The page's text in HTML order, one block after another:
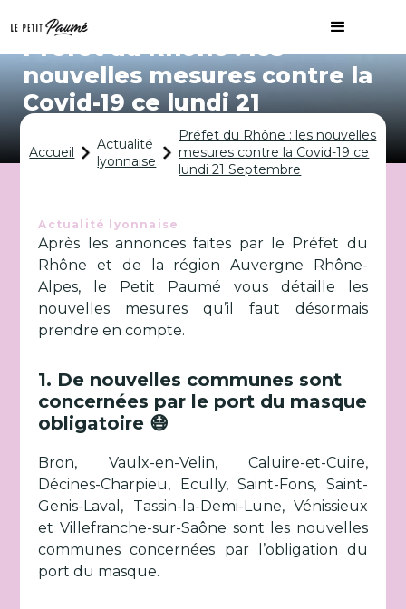
Préfet du Rhône : les
nouvelles mesures contre la
Covid-19 ce lundi 21
Accueil
Actualité
lyonnaise
Préfet du Rhône : les nouvelles
mesures contre la Covid-19 ce
lundi 21 Septembre
Actualité lyonnaise
Après les annonces faites par le Préfet du
Rhône et de la région Auvergne Rhône-
Alpes, le Petit Paumé vous détaille les
nouvelles mesures qu’il faut désormais
prendre en compte.
1. De nouvelles communes sont
concernées par le port du masque
obligatoire 😷
Bron, Vaulx-en-Velin, Caluire-et-Cuire,
Décines-Charpieu, Ecully, Saint-Fons, Saint-
Genis-Laval, Tassin-la-Demi-Lune, Vénissieux
et Villefranche-sur-Saône sont les nouvelles
communes concernées par l’obligation du
port du masque.